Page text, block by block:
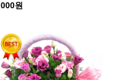
원